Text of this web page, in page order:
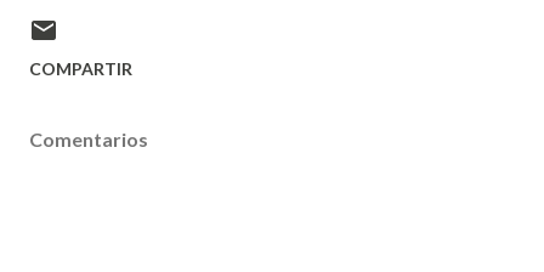
COMPARTIR
Comentarios